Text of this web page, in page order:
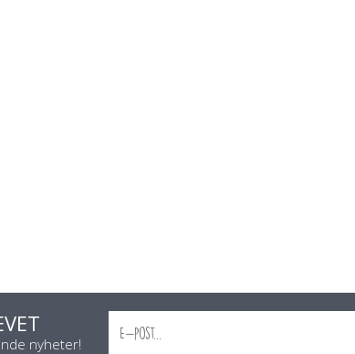
nyheter!